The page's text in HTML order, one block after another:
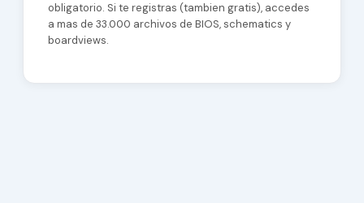
obligatorio. Si te registras (tambien gratis), accedes
a mas de 33.000 archivos de BIOS, schematics y
boardviews.